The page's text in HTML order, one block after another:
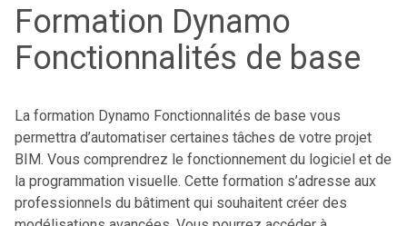
Formation Dynamo
Fonctionnalités de base
La formation Dynamo Fonctionnalités de base vous
permettra d’automatiser certaines tâches de votre projet
BIM. Vous comprendrez le fonctionnement du logiciel et de
la programmation visuelle. Cette formation s’adresse aux
professionnels du bâtiment qui souhaitent créer des